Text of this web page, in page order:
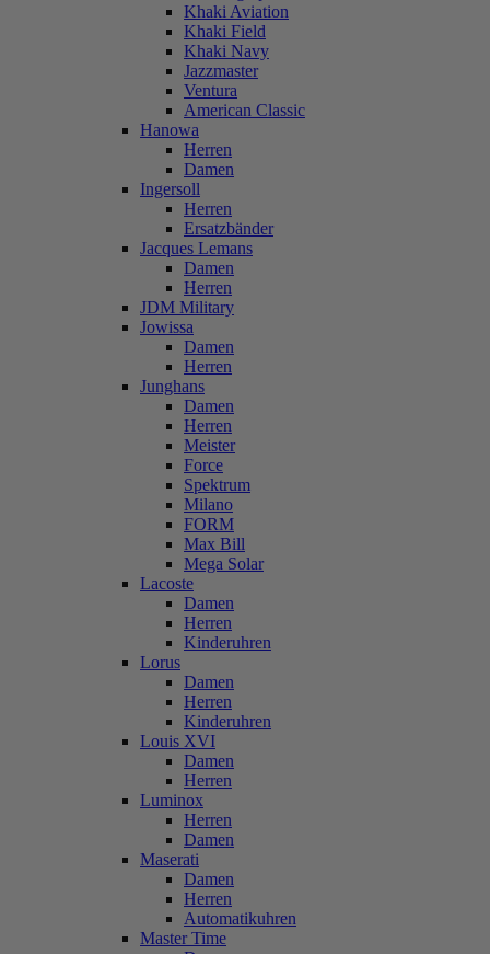
Khaki Aviation
Khaki Field
Khaki Navy
Jazzmaster
Ventura
American Classic
Hanowa
Herren
Damen
Ingersoll
Herren
Ersatzbänder
Jacques Lemans
Damen
Herren
JDM Military
Jowissa
Damen
Herren
Junghans
Damen
Herren
Meister
Force
Spektrum
Milano
FORM
Max Bill
Mega Solar
Lacoste
Damen
Herren
Kinderuhren
Lorus
Damen
Herren
Kinderuhren
Louis XVI
Damen
Herren
Luminox
Herren
Damen
Maserati
Damen
Herren
Automatikuhren
Master Time